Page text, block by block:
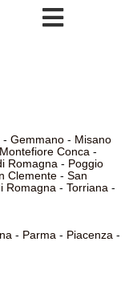
- Gemmano- Misano
Montefiore Conca-
Romagna- Poggio
Clemente- San
Romagna- Torriana-
- Parma- Piacenza-